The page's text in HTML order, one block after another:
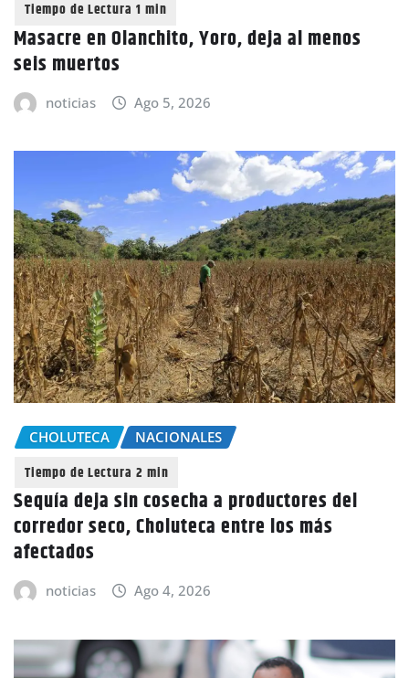
Masacre en Olanchito, Yoro, deja al menos
seis muertos
noticias Ago 5, 2026
CHOLUTECA NACIONALES
Sequía deja sin cosecha a productores del
corredor seco, Choluteca entre los más
afectados
noticias Ago 4, 2026